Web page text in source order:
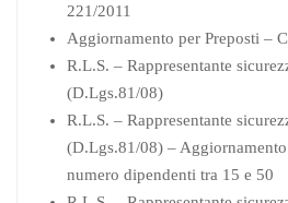
221/2011
Aggiornamento per Preposti –
R.L.S. – Rappresentante
(D.Lgs.81/08)
R.L.S. – Rappresentante
(D.Lgs.81/08) –
numero dipendenti tra 15 e 50